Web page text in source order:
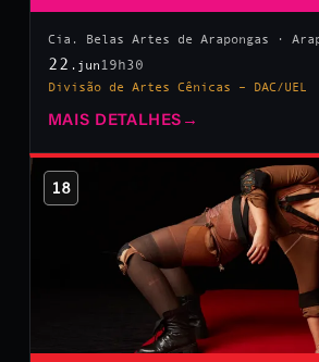
Cia. Belas Artes de Arapongas ·
22 .jun 19h30
Divisão de Artes Cênicas – DAC/UEL
MAIS DETALHES →
18